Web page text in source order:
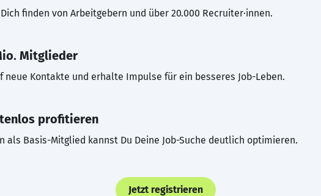
finden von Arbeitgebern und über 20.000 Recruiter·innen.
Mitglieder
neue Kontakte und erhalte Impulse für ein besseres Job-Leben.
profitieren
als Basis-Mitglied kannst Du Deine Job-Suche deutlich optimieren.
Jetzt registrieren